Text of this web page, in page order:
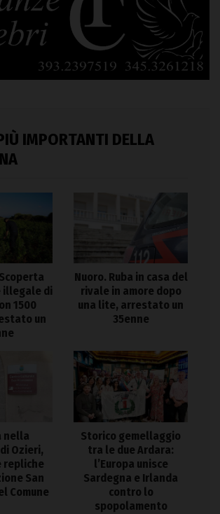
IMPORTANTI DELLA
illegale di
1500
un
Nuoro. Ruba in casa del
rivale in amore dopo
una lite, arrestato un
35enne
nella
Ozieri,
repliche
San
Comune
Storico gemellaggio
tra le due Ardara:
l’Europa unisce
Sardegna e Irlanda
contro lo
spopolamento